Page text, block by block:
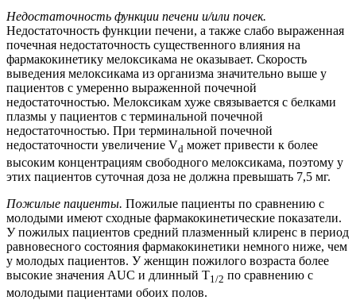
Недостаточность функции печени и/или почек.
Недостаточность функции печени, а также слабо выраженная
почечная недостаточность существенного влияния на
фармакокинетику мелоксикама не оказывает. Скорость
выведения мелоксикама из организма значительно выше у
пациентов с умеренно выраженной почечной
недостаточностью. Мелоксикам хуже связывается с белками
плазмы у пациентов с терминальной почечной
недостаточностью. При терминальной почечной
недостаточности увеличение Vd может привести к более
высоким концентрациям свободного мелоксикама, поэтому у
этих пациентов суточная доза не должна превышать 7,5 мг.
Пожилые пациенты. Пожилые пациенты по сравнению с
молодыми имеют сходные фармакокинетические показатели.
У пожилых пациентов средний плазменный клиренс в период
равновесного состояния фармакокинетики немного ниже, чем
у молодых пациентов. У женщин пожилого возраста более
высокие значения AUC и длинный T1/2 по сравнению с
молодыми пациентами обоих полов.